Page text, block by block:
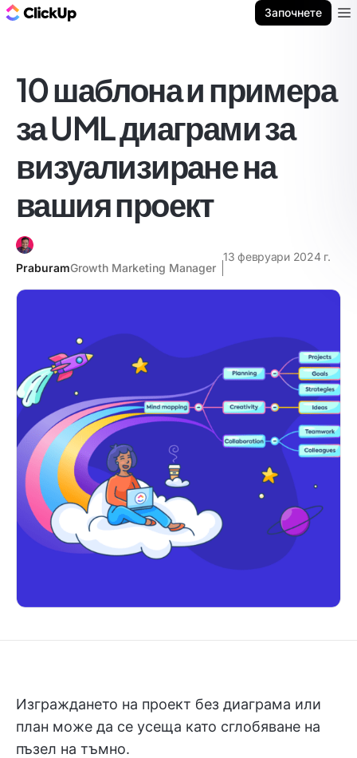
Започнете
10 шаблона и примера
за UML диаграми за
визуализиране на
вашия проект
PraburamGrowth Marketing Manager
13 февруари 2024 г.
Изграждането на проект без диаграма или
план може да се усеща като сглобяване на
пъзел на тъмно.